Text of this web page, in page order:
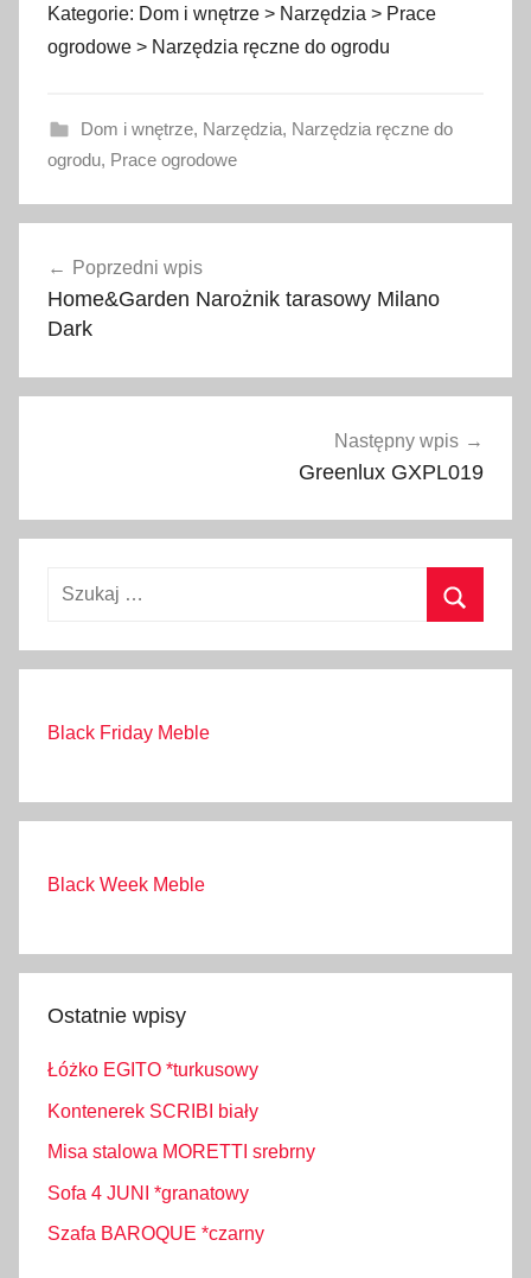
Kategorie: Dom i wnętrze > Narzędzia > Prace
ogrodowe > Narzędzia ręczne do ogrodu
Dom i wnętrze, Narzędzia, Narzędzia ręczne do
ogrodu, Prace ogrodowe
wpisu
Poprzedni wpis
Home&Garden Narożnik tarasowy Milano
Dark
Następny wpis
Greenlux GXPL019
Black Friday Meble
Black Week Meble
Ostatnie wpisy
Łóżko EGITO *turkusowy
Kontenerek SCRIBI biały
Misa stalowa MORETTI srebrny
Sofa 4 JUNI *granatowy
Szafa BAROQUE *czarny